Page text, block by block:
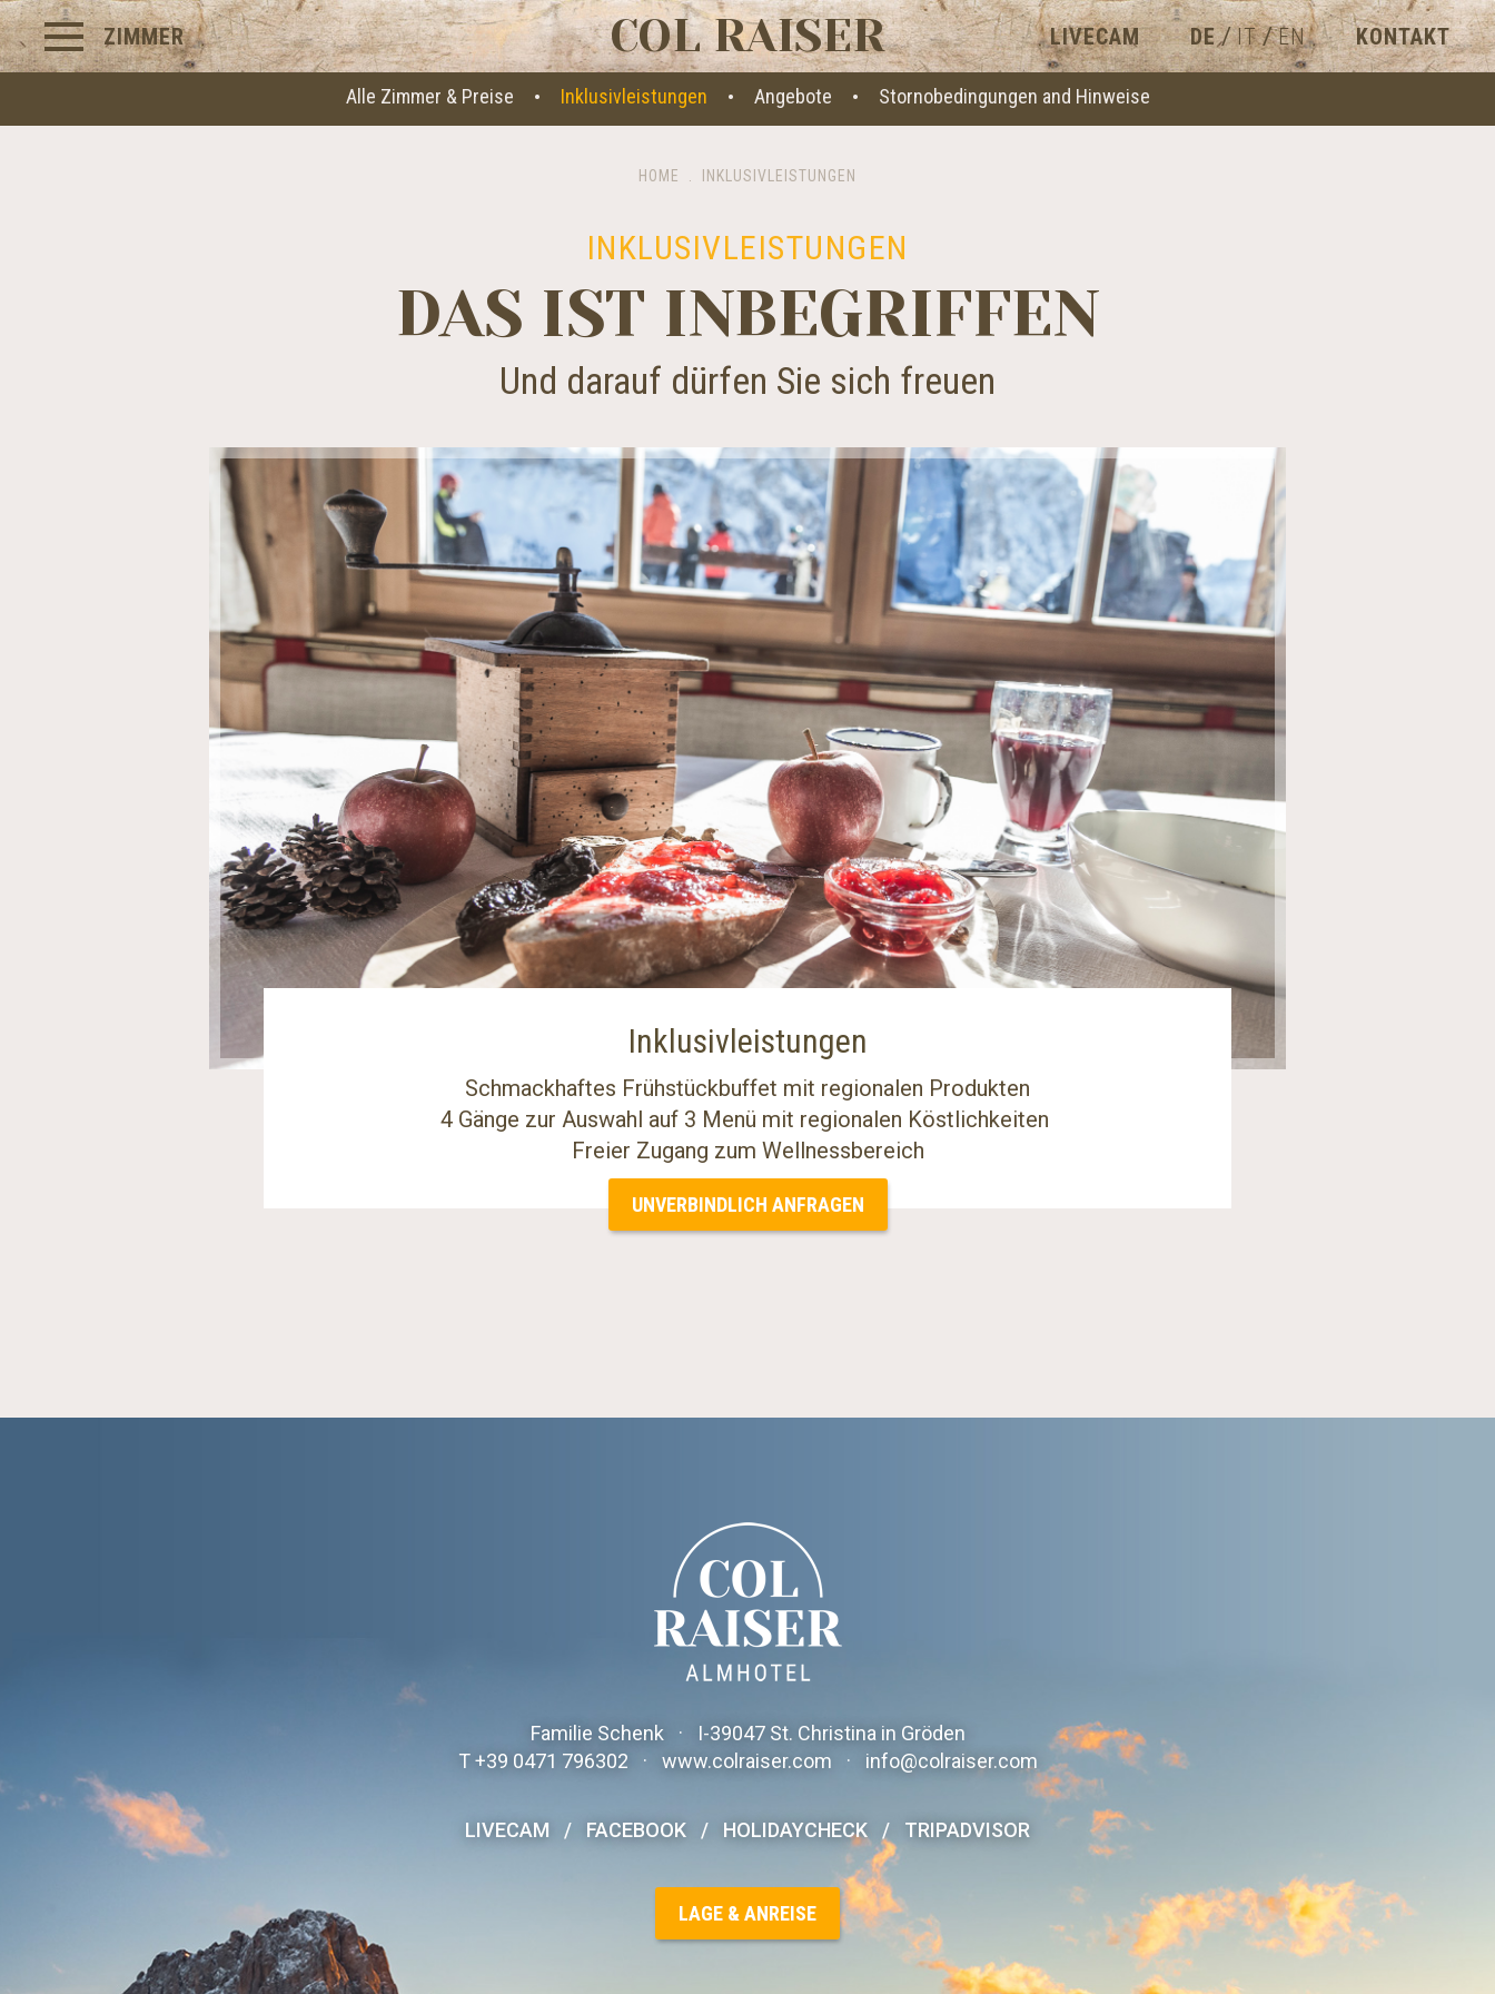
ZIMMER LIVECAM DE / IT / EN KONTAKT
COL RAISER
Alle Zimmer & Preise · Inklusivleistungen · Angebote · Stornobedingungen and Hinweise
HOME INKLUSIVLEISTUNGEN
INKLUSIVLEISTUNGEN
DAS IST INBEGRIFFEN
Und darauf dürfen Sie sich freuen
Inklusivleistungen
Schmackhaftes Frühstückbuffet mit regionalen Produkten
4 Gänge zur Auswahl auf 3 Menü mit regionalen Köstlichkeiten
Freier Zugang zum Wellnessbereich
UNVERBINDLICH ANFRAGEN
Familie Schenk · I-39047 St. Christina in Gröden
T+39 0471 796302 · www.colraiser.com · info@colraiser.com
LIVECAM / FACEBOOK / HOLIDAYCHECK / TRIPADVISOR
LAGE & ANREISE